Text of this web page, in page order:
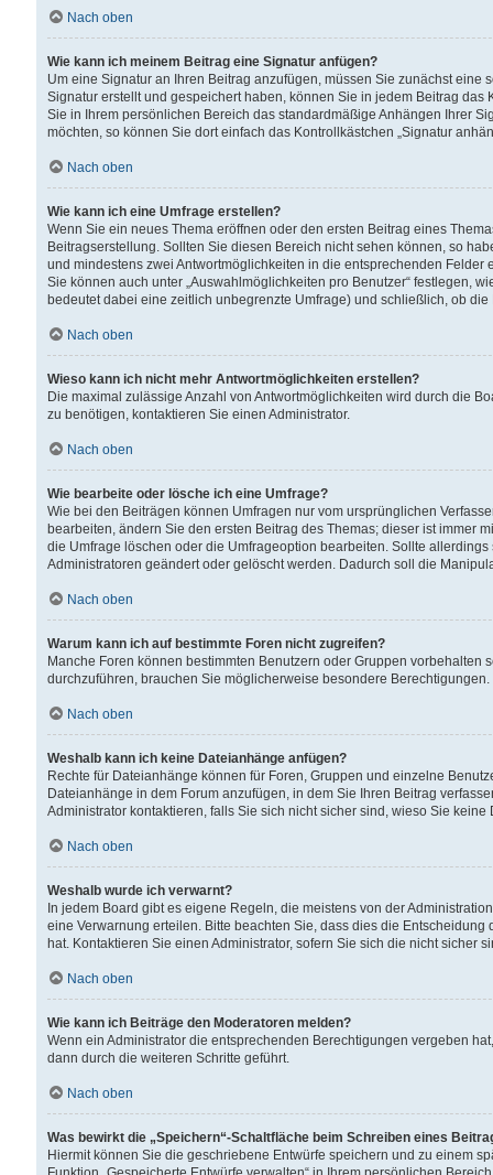
Nach oben
Wie kann ich meinem Beitrag eine Signatur anfügen?
Um eine Signatur an Ihren Beitrag anzufügen, müssen Sie zunächst
Signatur erstellt und gespeichert haben, können Sie in jedem Beitrag
Sie in Ihrem persönlichen Bereich das standardmäßige Anhängen Ihrer
möchten, so können Sie dort einfach das Kontrollkästchen „Signatur
Nach oben
Wie kann ich eine Umfrage erstellen?
Wenn Sie ein neues Thema eröffnen oder den ersten Beitrag eines
Beitragserstellung. Sollten Sie diesen Bereich nicht sehen können, so
und mindestens zwei Antwortmöglichkeiten in die entsprechenden
Sie können auch unter „Auswahlmöglichkeiten pro Benutzer“ festlegen,
bedeutet dabei eine zeitlich unbegrenzte Umfrage) und schließlich, ob
Nach oben
Wieso kann ich nicht mehr Antwortmöglichkeiten erstellen?
Die maximal zulässige Anzahl von Antwortmöglichkeiten wird durch die
zu benötigen, kontaktieren Sie einen Administrator.
Nach oben
Wie bearbeite oder lösche ich eine Umfrage?
Wie bei den Beiträgen können Umfragen nur vom ursprünglichen
bearbeiten, ändern Sie den ersten Beitrag des Themas; dieser ist immer
die Umfrage löschen oder die Umfrageoption bearbeiten. Sollte
Administratoren geändert oder gelöscht werden. Dadurch soll die
Nach oben
Warum kann ich auf bestimmte Foren nicht zugreifen?
Manche Foren können bestimmten Benutzern oder Gruppen
durchzuführen, brauchen Sie möglicherweise besondere
Nach oben
Weshalb kann ich keine Dateianhänge anfügen?
Rechte für Dateianhänge können für Foren, Gruppen und einzelne
Dateianhänge in dem Forum anzufügen, in dem Sie Ihren Beitrag
Administrator kontaktieren, falls Sie sich nicht sicher sind, wieso Sie
Nach oben
Weshalb wurde ich verwarnt?
In jedem Board gibt es eigene Regeln, die meistens von der
eine Verwarnung erteilen. Bitte beachten Sie, dass dies die
hat. Kontaktieren Sie einen Administrator, sofern Sie sich die nicht sicher
Nach oben
Wie kann ich Beiträge den Moderatoren melden?
Wenn ein Administrator die entsprechenden Berechtigungen vergeben
dann durch die weiteren Schritte geführt.
Nach oben
Was bewirkt die „Speichern“-Schaltfläche beim Schreiben eines
Hiermit können Sie die geschriebene Entwürfe speichern und zu einem